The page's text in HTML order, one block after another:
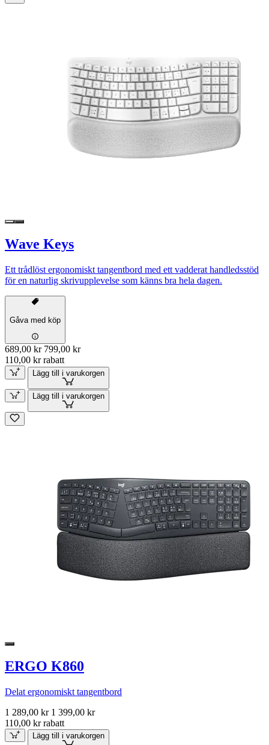
Wave Keys
Ett trådlöst ergonomiskt tangentbord med ett vadderat handledsstöd
för en naturlig skrivupplevelse som känns bra hela dagen.
Gåva med köp
689,00 kr 799,00 kr
110,00 kr rabatt
Lägg till i varukorgen
Lägg till i varukorgen
ERGO K860
Delat ergonomiskt tangentbord
1 289,00 kr 1 399,00 kr
110,00 kr rabatt
Lägg till i varukorgen